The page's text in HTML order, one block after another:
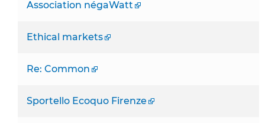
Association négaWatt
Ethical markets
Re: Common
Sportello Ecoquo Firenze